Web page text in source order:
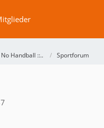
No Handball ::.. Sportforum